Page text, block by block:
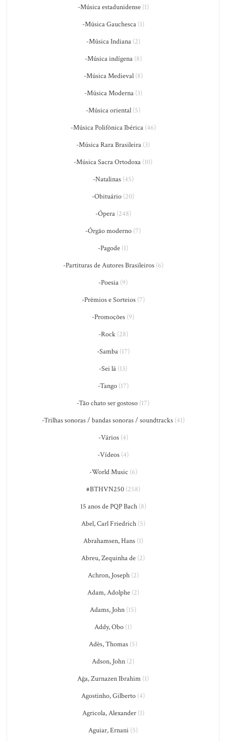
-Música estadunidense(1)
-Música Gauchesca(1)
-Música Indiana(2)
-Música indígena(8)
-Música Medieval(8)
-Música Moderna(3)
-Música oriental (5)
-Música Polifônica Ibérica(46)
-Música Rara Brasileira (3)
-Música Sacra Ortodoxa (10)
-Natalinas(45)
-Obituário (20)
-Ópera(248)
-Órgão moderno (7)
-Pagode (1)
-Partituras de Autores Brasileiros(6)
-Poesia (9)
-Prêmios e Sorteios(7)
-Promoções (9)
-Rock(28)
-Samba(17)
-Sei lá (13)
-Tango(17)
-Tão chato ser gostoso (17)
-Trilhas sonoras / bandas sonoras / soundtracks(41)
-Vários(4)
-Vídeos (4)
-World Music (6)
#BTHVN250(258)
15 anos de PQP Bach(8)
Abel, Carl Friedrich(5)
Abrahamsen, Hans(1)
Abreu, Zequinha de (2)
Achron, Joseph(2)
Adam, Adolphe(2)
Adams, John (15)
Addy, Obo (1)
Adès, Thomas (5)
Adson, John (2)
Ağa, Zurnazen Ibrahim (1)
Agostinho, Gilberto (4)
Agricola, Alexander(1)
Aguiar, Ernani (5)